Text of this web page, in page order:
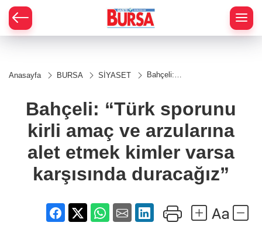
Anasayfa BURSA SİYASET
Bahçeli:
kirli amaç
ve
arzularına
alet etmek
kimler
varsa
karşısında
Bahçeli: “Türk sporunu
kirli amaç ve arzularına
alet etmek kimler varsa
karşısında duracağız”